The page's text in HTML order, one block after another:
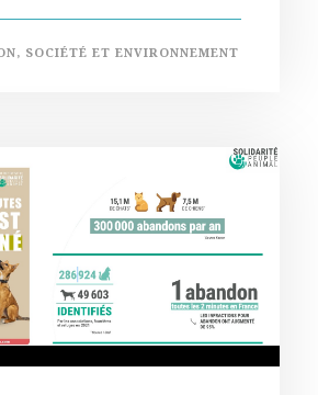
, SOCIÉTÉ ET ENVIRONNEMENT